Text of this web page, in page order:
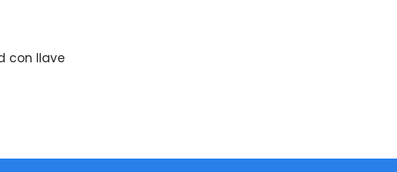
con llave